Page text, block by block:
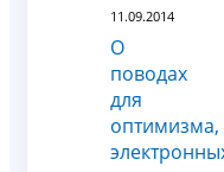
11.09.2014
О
поводах
для
оптимизма,